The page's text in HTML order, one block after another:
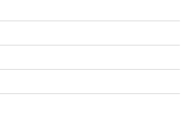
ラ説明にはありますが、毒撃や遅延に関し
で注意。毒撃無効があればタッキーやテバ
策になって使い道が増えるのですが。。。
使用機会は少ないかも
波動無効を所持しています。ただ現環境で
遇率が高いのはド鳩サブレぐらい。属性が